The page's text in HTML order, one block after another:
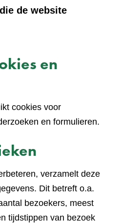
de website
en
cookies voor
en formulieren.
verzamelt deze
Dit betreft o.a.
bezoekers, meest
tijdstippen van bezoek